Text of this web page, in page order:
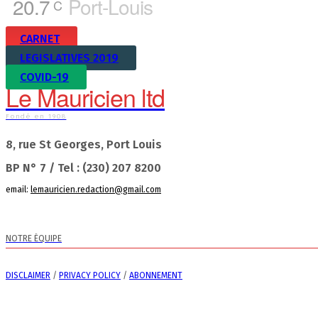
20.7 C Port-Louis
CARNET
LEGISLATIVES 2019
COVID-19
Le Mauricien ltd
Fondé en 1908
8, rue St Georges, Port Louis
BP N° 7 / Tel : (230) 207 8200
email: lemauricien.redaction@gmail.com
NOTRE ÉQUIPE
DISCLAIMER / PRIVACY POLICY / ABONNEMENT